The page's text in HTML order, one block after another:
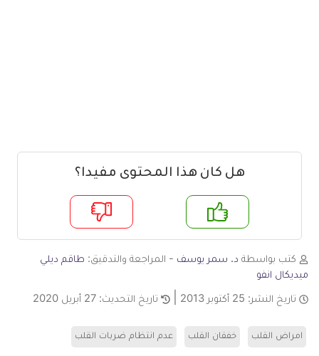
هل كان هذا المحتوى مفيدا؟
لا
كتب بواسطة د. سمر يوسف - المراجعة والتدقيق: طاقم ديلي
ميديكال انفو
تاريخ النشر: 25 أكتوبر 2013 تاريخ التحديث: 27 أبريل 2020
امراض القلب خفقان القلب عدم انتظام ضربات القلب